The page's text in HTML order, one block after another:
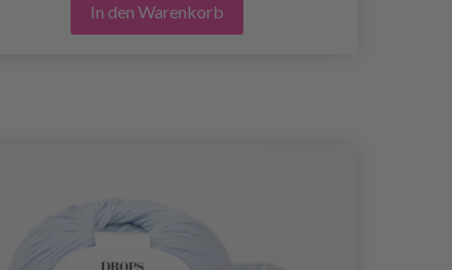
In den Warenkorb